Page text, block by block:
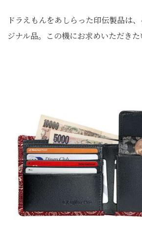
ドラえもんをあしらった印伝製品は
ジナル品。この機にお求めいただきた